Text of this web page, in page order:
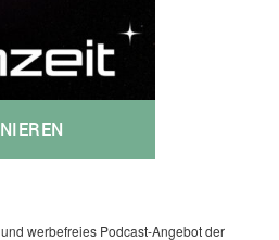
werbefreies Podcast-Angebot der